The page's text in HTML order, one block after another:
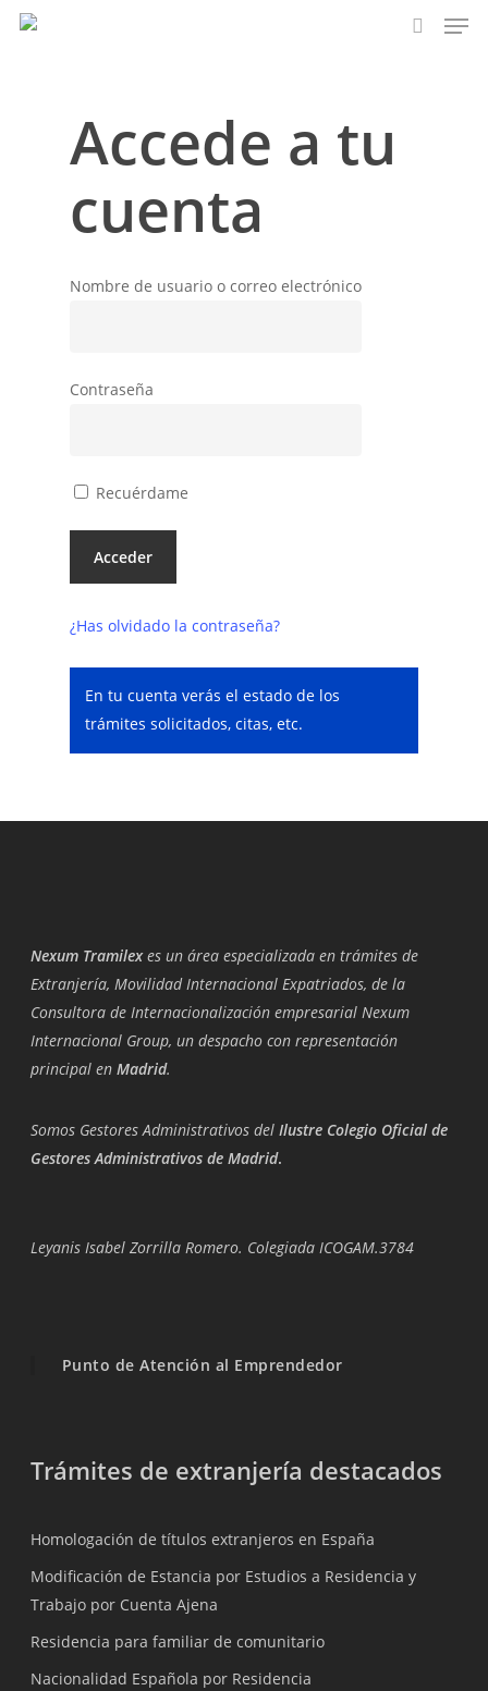
Skip
Accede a tu
cuenta
Nombre de usuario o correo electrónico
Contraseña
Recuérdame
¿Has olvidado la contraseña?
En tu cuenta verás el estado de los
trámites solicitados, citas, etc.
Nexum Tramilexes un área especializada en trámites de
Extranjería, Movilidad Internacional Expatriados, de la
Consultora de Internacionalización empresarial Nexum
Internacional Group, un despacho con representación
principal en Madrid.
Somos Gestores Administrativos del Ilustre Colegio Oficial de
Gestores Administrativos de Madrid.
Leyanis Isabel Zorrilla Romero. Colegiada ICOGAM.3784
Punto de Atención al Emprendedor
Trámites de extranjería destacados
Homologación de títulos extranjeros en España
Modificación de Estancia por Estudios a Residencia y
Trabajo por Cuenta Ajena
Residencia para familiar de comunitario
Nacionalidad Española por Residencia